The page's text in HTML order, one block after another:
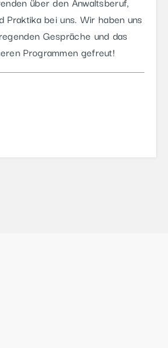
Praktika bei uns. Wir haben uns
Gespräche und das
Programmen gefreut!